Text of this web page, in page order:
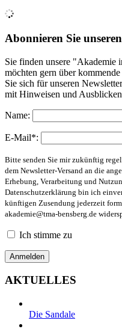
Abonnieren Sie
Sie finden unsere "Akademie
möchten gern über
Sie sich für unseren
mit Hinweisen und
Name:
E-Mail*:
Bitte senden Sie mir zukünftig
dem Newsletter-Versand an die
Erhebung, Verarbeitung und
Datenschutzerklärung bin ich
künftigen Zusendung jederzeit
akademie@tma-bensberg.de
Ich stimme zu
AKTUELLES
Die Sandale